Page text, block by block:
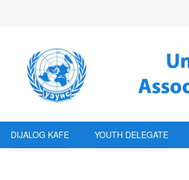
DIJALOG KAFE YOUTH DELEGATE